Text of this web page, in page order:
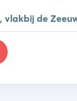
vlakbij de